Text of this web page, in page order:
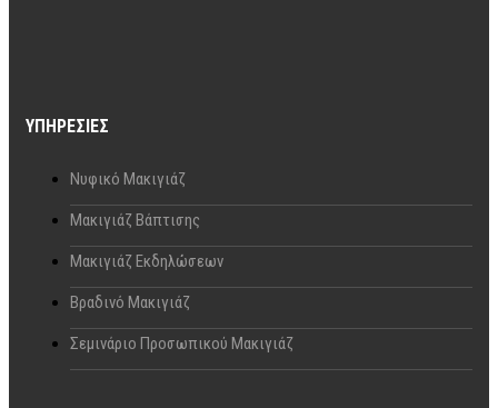
ΥΠΗΡΕΣΊΕΣ
Νυφικό Μακιγιάζ
Μακιγιάζ Βάπτισης
Μακιγιάζ Εκδηλώσεων
Βραδινό Μακιγιάζ
Σεμινάριο Προσωπικού Μακιγιάζ